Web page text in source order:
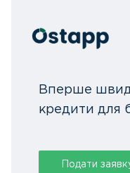
Вперше
кредити для
Подати